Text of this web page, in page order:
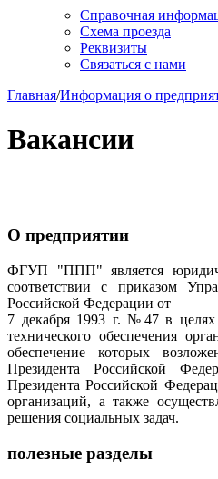
Справочная
Схема проезда
Реквизиты
Связаться с нами
Главная/Информация о
Вакансии
О предприятии
ФГУП "ППП" является
соответствии с приказом
Российской Федерации от
7 декабря 1993 г. №47 в целях
технического обеспечения
обеспечение которых
Президента Российской
Президента Российской
организаций, а также
решения социальных задач.
полезные разделы